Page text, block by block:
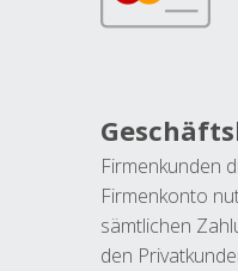
Firmenkunden
Firmenkonto
sämtlichen
den